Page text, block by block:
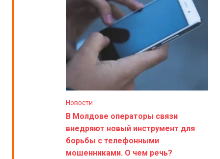
Новости
В Молдове операторы связи
внедряют новый инструмент для
борьбы с телефонными
мошенниками. О чем речь?